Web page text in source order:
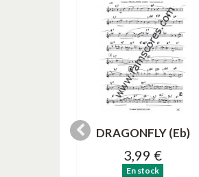
DRAGONFLY (Eb)
3,99 €
En stock